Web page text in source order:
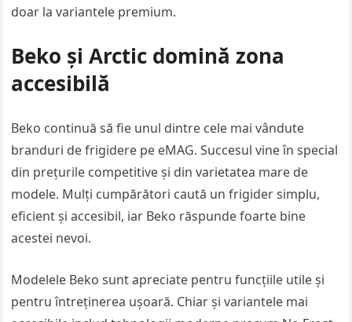
doar la variantele premium.
Beko și Arctic domină zona
accesibilă
Beko continuă să fie unul dintre cele mai vândute
branduri de frigidere pe eMAG. Succesul vine în special
din prețurile competitive și din varietatea mare de
modele. Mulți cumpărători caută un frigider simplu,
eficient și accesibil, iar Beko răspunde foarte bine
acestei nevoi.
Modelele Beko sunt apreciate pentru funcțiile utile și
pentru întreținerea ușoară. Chiar și variantele mai